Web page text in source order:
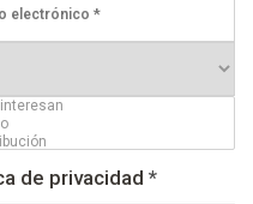
de privacidad *